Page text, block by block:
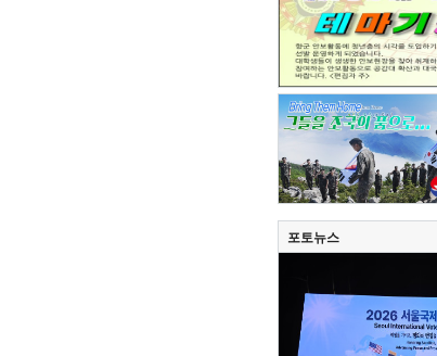
포토뉴스